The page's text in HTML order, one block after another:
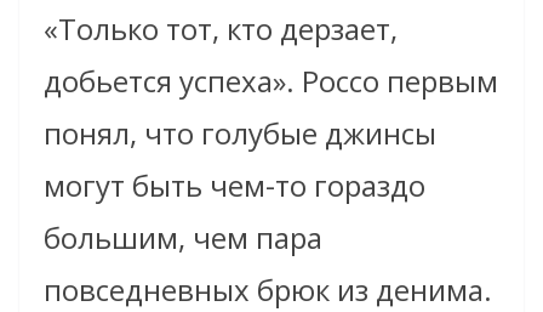
«Только тот, кто дерзает,
добьется успеха». Россо первым
понял, что голубые джинсы
могут быть чем-то гораздо
большим, чем пара
повседневных брюк из денима.